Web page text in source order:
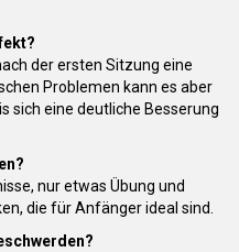
der ersten Sitzung eine
Problemen kann es aber
sich eine deutliche Besserung
nur etwas Übung und
die für Anfänger ideal sind.